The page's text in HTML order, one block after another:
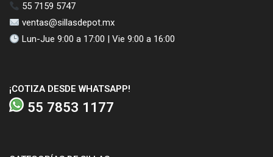
55 7159 5747
ventas@sillasdepot.mx
Lun-Jue 9:00 a 17:00 | Vie 9:00 a 16:00
¡COTIZA DESDE WHATSAPP!
55 7853 1177